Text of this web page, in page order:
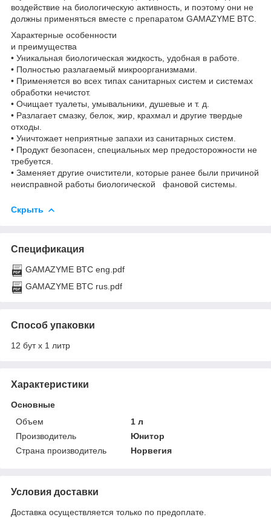
воздействие на биологическую активность, и поэтому они не
должны применяться вместе с препаратом GAMAZYME BTC.
Характерные особенности
и преимущества
• Уникальная биологическая жидкость, удобная в работе.
• Полностью разлагаемый микроорганизмами.
• Применяется во всех типах санитарных систем и системах
обработки нечистот.
• Очищает туалеты, умывальники, душевые и т. д.
• Разлагает смазку, белок, жир, крахмал и другие твердые
отходы.
• Уничтожает неприятные запахи из санитарных систем.
• Продукт безопасен, специальных мер предосторожности не
требуется.
• Заменяет другие очистители, которые ранее были причиной
неисправной работы биологической фановой системы.
Скрыть
Спецификация
GAMAZYME BTC eng.pdf
GAMAZYME BTC rus.pdf
Способ упаковки
12 бут х 1 литр
Характеристики
Основные
Объем
1 л
Производитель
Юнитор
Страна производитель
Норвегия
Условия доставки
Доставка осуществляется только по предоплате.